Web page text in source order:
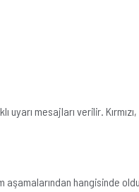
uyarı mesajları verilir.
hangisinde